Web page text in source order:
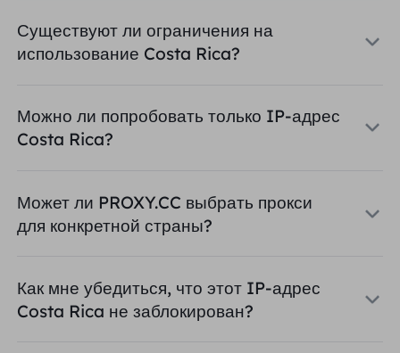
Существуют ли ограничения на
использование Costa Rica?
Можно ли попробовать только IP-адрес
Costa Rica?
Может ли PROXY.CC выбрать прокси
для конкретной страны?
Как мне убедиться, что этот IP-адрес
Costa Rica не заблокирован?